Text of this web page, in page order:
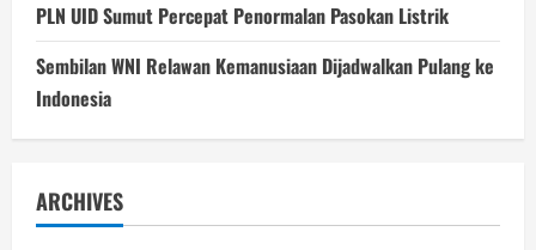
PLN UID Sumut Percepat Penormalan Pasokan Listrik
Sembilan WNI Relawan Kemanusiaan Dijadwalkan Pulang ke
Indonesia
ARCHIVES